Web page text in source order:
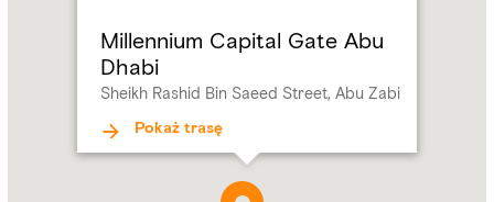
Sheikh
Millennium Capital Gate Abu
Dhabi
Sheikh Rashid Bin Saeed Street, Abu Zabi
Pokaż trasę